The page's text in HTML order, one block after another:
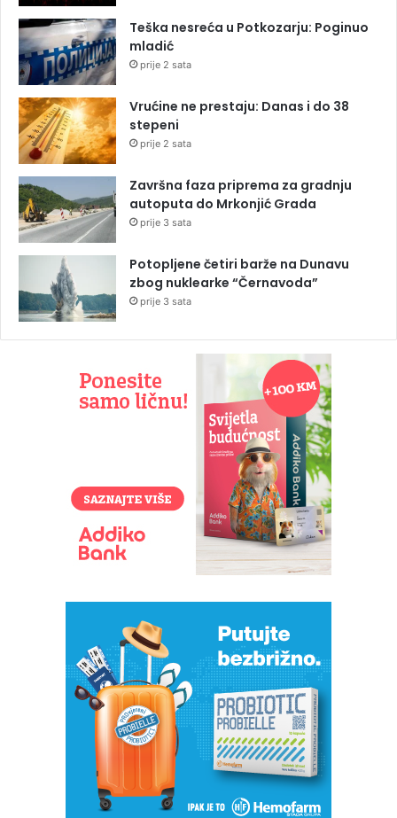
Teška nesreća u Potkozarju: Poginuo
mladić
prije 2 sata
Vrućine ne prestaju: Danas i do 38
stepeni
prije 2 sata
Završna faza priprema za gradnju
autoputa do Mrkonjić Grada
prije 3 sata
Potopljene četiri barže na Dunavu
zbog nuklearke “Černavoda”
prije 3 sata